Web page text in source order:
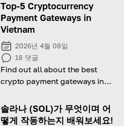
Top-5 Cryptocurrency
Payment Gateways in
Vietnam
2026년 4월 08일
18 댓글
Find out all about the best
crypto payment gateways in
솔라나 (SOL)가 무엇이며 어
떻게 작동하는지 배워보세요!